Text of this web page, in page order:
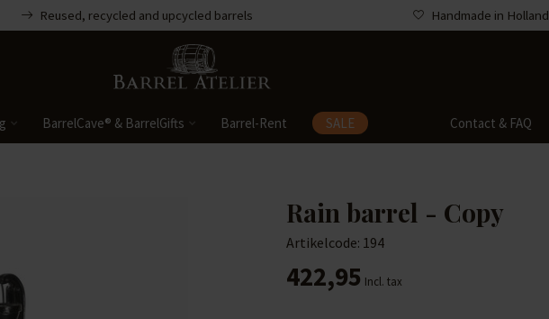
Reused, recycled and upcycled barrels Handmade in Holland
BarrelCave® & BarrelGifts Barrel-Rent SALE Contact & FAQ
Rain barrel - Copy
Artikelcode: 194
422,95 Incl. tax